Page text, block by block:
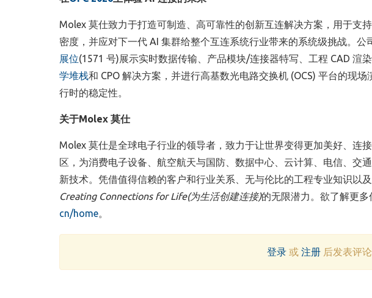
Molex 莫仕致力于打造可制造、高可靠性的创新互连解决方案，用于支
密度，并应对下一代 AI 集群给整个互连系统行业带来的系统级挑战。公
展位(1571 号)展示实时数据传输、产品模块/连接器特写、工程 CAD 渲染
学堆栈和 CPO 解决方案，并进行高基数光电路交换机 (OCS) 平台的现
行时的稳定性。
关于Molex 莫仕
Molex 莫仕是全球电子行业的领导者，致力于让世界变得更加美好、连
区，为消费电子设备、航空航天与国防、数据中心、云计算、电信、交
新技术。凭借值得信赖的客户和行业关系、无与伦比的工程专业知识以
Creating Connections for Life(为生活创建连接)的无限潜力。欲了解更多
cn/home
登录 或注册 后发表评论